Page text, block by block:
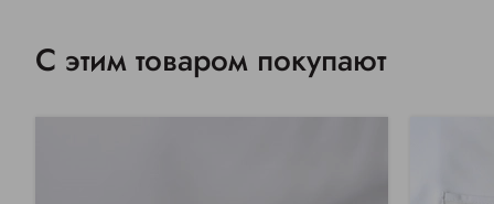
С этим товаром покупают